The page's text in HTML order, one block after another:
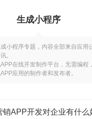
生成小程序‌
小程序‌专题，内容全部来自应用
。
在线开发制作平台，无需编程
应用的制作者和发布者。
销APP开发对企业有什么